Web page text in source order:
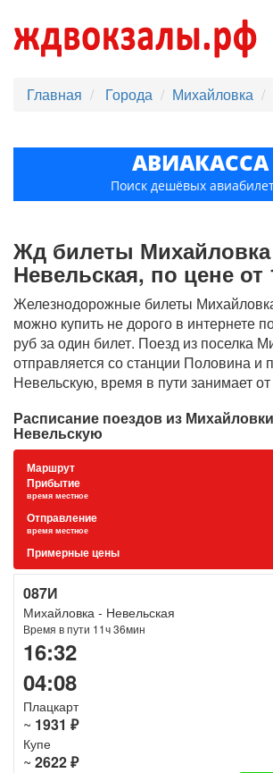
Главная Города Михайловка
АВИАКАССА
Поиск дешёвых
Жд билеты
Невельская, по цене от
Железнодорожные билеты
можно купить не дорого в интернете
руб за один билет. Поезд из поселка
отправляется со станции Половина и
Невельскую, время в пути занимает
Расписание поездов из
Невельскую
Маршрут
Прибытие
время местное
Отправление
время местное
Примерные цены
087И
Михайловка - Невельская
Время в пути 11ч 36мин
16:32
04:08
Плацкарт
~ 1931 ₽
Купе
~ 2622 ₽